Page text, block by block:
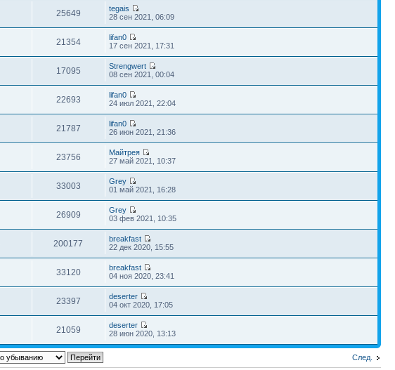
25649
tegais
28 сен 2021, 06:09
21354
lifan0
17 сен 2021, 17:31
17095
Strengwert
08 сен 2021, 00:04
22693
lifan0
24 июл 2021, 22:04
21787
lifan0
26 июн 2021, 21:36
23756
Майтрея
27 май 2021, 10:37
33003
Grey
01 май 2021, 16:28
26909
Grey
03 фев 2021, 10:35
200177
breakfast
22 дек 2020, 15:55
33120
breakfast
04 ноя 2020, 23:41
23397
deserter
04 окт 2020, 17:05
21059
deserter
28 июн 2020, 13:13
След.